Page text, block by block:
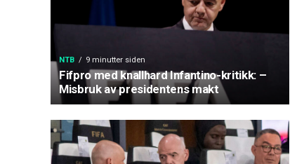
NTB 9 minutter siden
Fifpro med knallhard Infantino-kritikk: –
Misbruk av presidentens makt